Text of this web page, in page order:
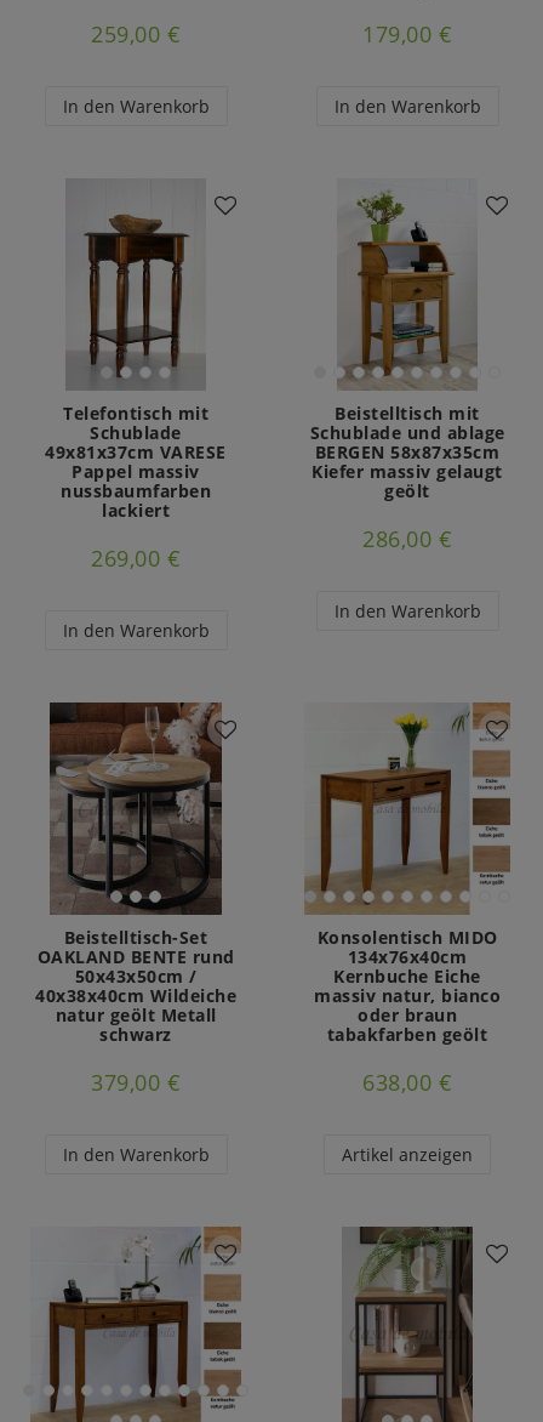
259,00 €
In den Warenkorb
179,00 €
In den Warenkorb
Telefontisch mit
Schublade
49x81x37cm VARESE
Pappel massiv
nussbaumfarben
lackiert
269,00 €
In den Warenkorb
Beistelltisch mit
Schublade und ablage
BERGEN 58x87x35cm
Kiefer massiv gelaugt
geölt
286,00 €
In den Warenkorb
Beistelltisch-Set
OAKLAND BENTE rund
50x43x50cm /
40x38x40cm Wildeiche
natur geölt Metall
schwarz
379,00 €
In den Warenkorb
Konsolentisch MIDO
134x76x40cm
Kernbuche Eiche
massiv natur, bianco
oder braun
tabakfarben geölt
638,00 €
Artikel anzeigen